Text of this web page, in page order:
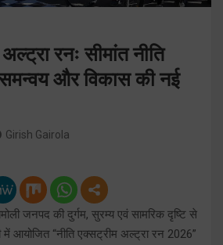
रनः सीमांत नीति
और विकास की नई
Girish Gairola
जनपद की दुर्गम, सुरम्य एवं सामरिक दृष्टि से
में आयोजित “नीति एक्सट्रीम अल्ट्रा रन 2026”